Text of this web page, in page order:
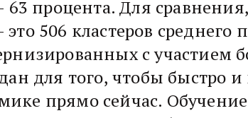
63 процента. Для
506 кластеров среднего
с участием
для того, чтобы быстро
прямо сейчас.